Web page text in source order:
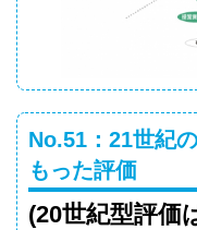
No.51：21世紀
もった評価
(20世紀型評価